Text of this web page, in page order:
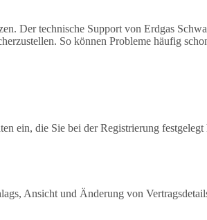
Der technische Support von Erdgas
So können Probleme häufig
ein, die Sie bei der Registrierung festgelegt
Ansicht und Änderung von